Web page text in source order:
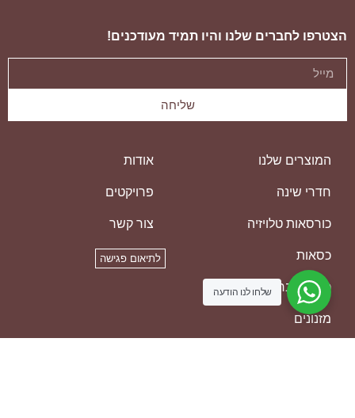
אודות
פרויקטים
צור קשר
לתיאום פגישה
המוצרים שלנו
חדרי שינה
כורסאות טלויזיה
כסאות
כסאות בר
מזנונים
הצטרפו לחברים שלנו והיו תמיד מעודכנים!
שליחה
שלחו לנו הודעה